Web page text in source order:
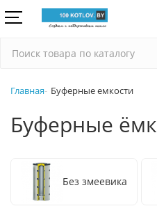
Главная Буферные емкости
Буферные
Без змеевика